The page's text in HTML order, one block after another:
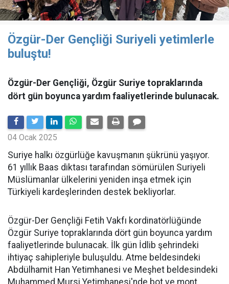
Özgür-Der Gençliği Suriyeli yetimlerle
buluştu!
Özgür-Der Gençliği, Özgür Suriye topraklarında
dört gün boyunca yardım faaliyetlerinde bulunacak.
04 Ocak 2025
Suriye halkı özgürlüğe kavuşmanın şükrünü yaşıyor.
61 yıllık Baas diktası tarafından sömürülen Suriyeli
Müslümanlar ülkelerini yeniden inşa etmek için
Türkiyeli kardeşlerinden destek bekliyorlar.
Özgür-Der Gençliği Fetih Vakfı kordinatörlüğünde
Özgür Suriye topraklarında dört gün boyunca yardım
faaliyetlerinde bulunacak. İlk gün İdlib şehrindeki
ihtiyaç sahipleriyle buluşuldu. Atme beldesindeki
Abdülhamit Han Yetimhanesi ve Meşhet beldesindeki
Muhammed Mursi Yetimhanesi'nde bot ve mont